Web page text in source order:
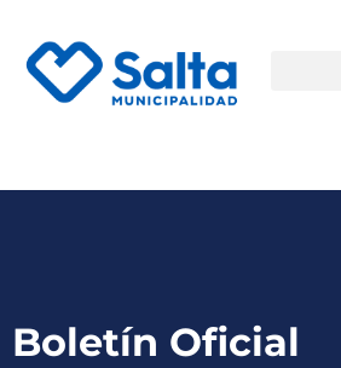
Boletín Oficial